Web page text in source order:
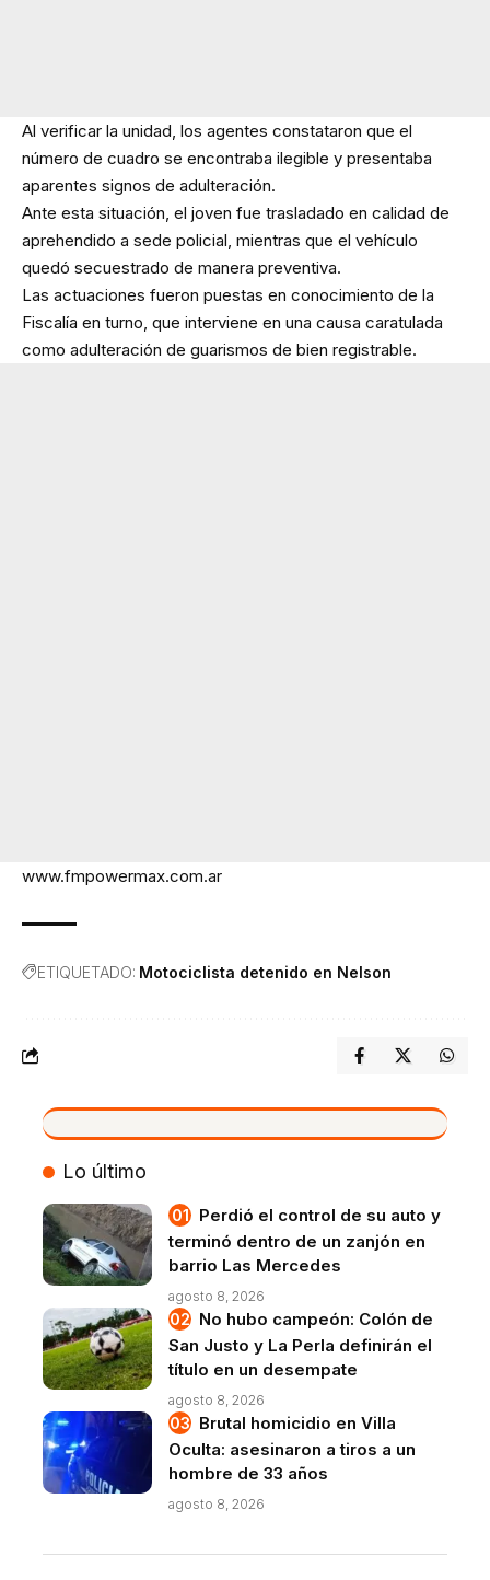
Al verificar la unidad, los agentes constataron que el
número de cuadro se encontraba ilegible y presentaba
aparentes signos de adulteración.
Ante esta situación, el joven fue trasladado en calidad de
aprehendido a sede policial, mientras que el vehículo
quedó secuestrado de manera preventiva.
Las actuaciones fueron puestas en conocimiento de la
Fiscalía en turno, que interviene en una causa caratulada
como adulteración de guarismos de bien registrable.
www.fmpowermax.com.ar
ETIQUETADO: Motociclista detenido en Nelson
VIVO
Lo último
Perdió el control de su auto y
terminó dentro de un zanjón en
barrio Las Mercedes
agosto 8, 2026
No hubo campeón: Colón de
San Justo y La Perla definirán el
título en un desempate
agosto 8, 2026
Brutal homicidio en Villa
Oculta: asesinaron a tiros a un
hombre de 33 años
agosto 8, 2026